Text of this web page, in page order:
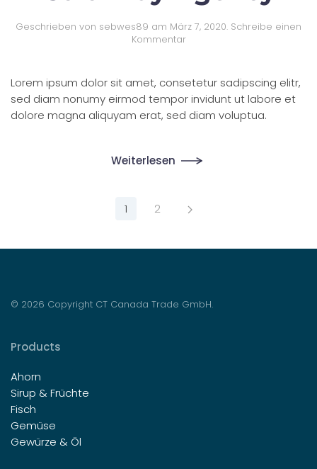
Geschrieben von sebwes89 am März 7, 2020. Schreibe einen
Kommentar
Lorem ipsum dolor sit amet, consetetur sadipscing elitr,
sed diam nonumy eirmod tempor invidunt ut labore et
dolore magna aliquyam erat, sed diam voluptua.
Weiterlesen
1 2
© 2026 Copyright CT Canada Trade GmbH.
Products
Ahorn
Sirup & Früchte
Fisch
Gemüse
Gewürze & Öl